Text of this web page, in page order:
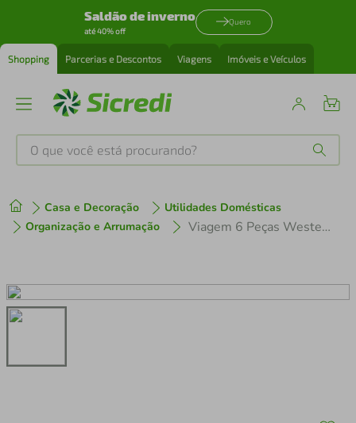
Saldão de inverno
até 40% off
Quero
Shopping Parcerias e Descontos Viagens Imóveis e Veículos
O que você está procurando?
Casa e Decoração
Utilidades Domésticas
Organização e Arrumação
Viagem 6 Peças Western Home
1º tenis
3º